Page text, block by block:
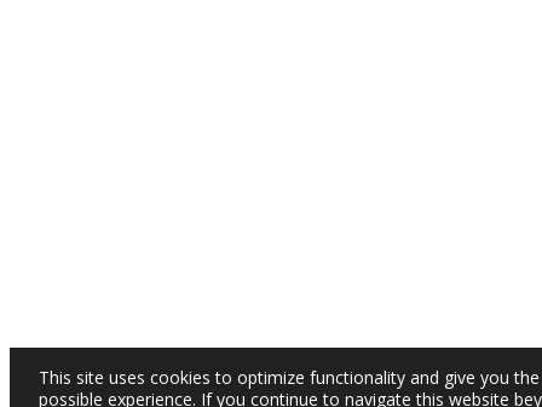
This site uses cookies to optimize functionality and give you
possible experience. If you continue to navigate this website